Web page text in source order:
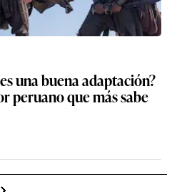
una buena adaptación?
peruano que más sabe